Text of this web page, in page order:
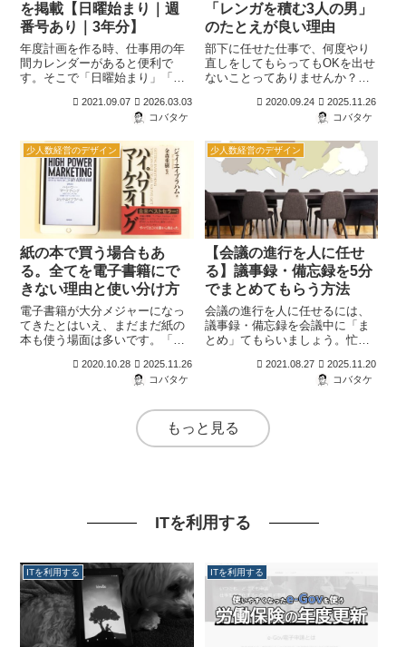
を掲載【日曜始まり｜週
番号あり｜3年分】
年度計画を作る時、仕事用の年
間カレンダーがあると便利で
す。そこで「日曜始まり」「週
記載しました。経営層や事業部
での中期・年間・半期計画や、
次計画に使えます。
2021.09.07
2026.03.03
コバタケ
「レンガを積む3人の男」
のたとえが良い理由
部下に任せた仕事で、何度やり
直しをしてもらってもOKを出せ
ないことってありませんか？も
いるのかもしれません。目的と
目標の違いを説明するときに
はわかりやすいのでオススメで
す。
2020.09.24
2025.11.26
コバタケ
少人数経営のデザイン
紙の本で買う場合もあ
る。全てを電子書籍にで
きない理由と使い分け方
電子書籍が大分メジャーになっ
てきたとはいえ、まだまだ紙の
本も使う場面は多いです。「紙
いいのかな？」と思う方に参考
になるように、全てを電子書籍
2020.10.28
2025.11.26
コバタケ
少人数経営のデザイン
【会議の進行を人に任せ
る】議事録・備忘録を5分
でまとめてもらう方法
会議の進行を人に任せるには、
議事録・備忘録を会議中に「ま
とめ」てもらいましょう。忙し
時間に変えることができるの
で、やり方を解説しています。
2021.08.27
2025.11.20
コバタケ
もっと見る
ITを利用する
ITを利用する ITを利用する